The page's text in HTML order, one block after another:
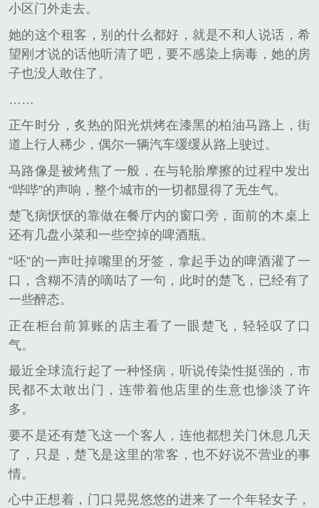
小区门外走去。
她的这个租客，别的什么都好，就是不和人说话，希
望刚才说的话他听清了吧，要不感染上病毒，她的房
子也没人敢住了。
……
正午时分，炙热的阳光烘烤在漆黑的柏油马路上，街
道上行人稀少，偶尔一辆汽车缓缓从路上驶过。
马路像是被烤焦了一般，在与轮胎摩擦的过程中发出
“哔哔”的声响，整个城市的一切都显得了无生气。
楚飞病恹恹的靠做在餐厅内的窗口旁，面前的木桌上
还有几盘小菜和一些空掉的啤酒瓶。
“呸”的一声吐掉嘴里的牙签，拿起手边的啤酒灌了一
口，含糊不清的嘀咕了一句，此时的楚飞，已经有了
一些醉态。
正在柜台前算账的店主看了一眼楚飞，轻轻叹了口
气。
最近全球流行起了一种怪病，听说传染性挺强的，市
民都不太敢出门，连带着他店里的生意也惨淡了许
多。
要不是还有楚飞这一个客人，连他都想关门休息几天
了，只是，楚飞是这里的常客，也不好说不营业的事
情。
心中正想着，门口晃晃悠悠的进来了一个年轻女子，